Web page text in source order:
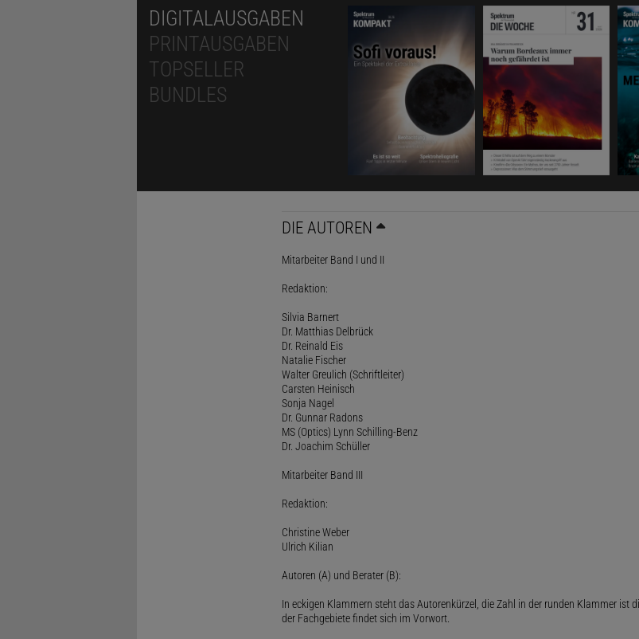
DIGITALAUSGABEN
PRINTAUSGABEN
TOPSELLER
BUNDLES
DIE AUTOREN
Mitarbeiter Band I und II
Redaktion:
Silvia Barnert
Dr. Matthias Delbrück
Dr. Reinald Eis
Natalie Fischer
Walter Greulich (Schriftleiter)
Carsten Heinisch
Sonja Nagel
Dr. Gunnar Radons
MS (Optics) Lynn Schilling-Benz
Dr. Joachim Schüller
Mitarbeiter Band III
Redaktion:
Christine Weber
Ulrich Kilian
Autoren (A) und Berater (B):
In eckigen Klammern steht das Autorenkürzel, die Zahl in der runden Klammer ist
der Fachgebiete findet sich im Vorwort.